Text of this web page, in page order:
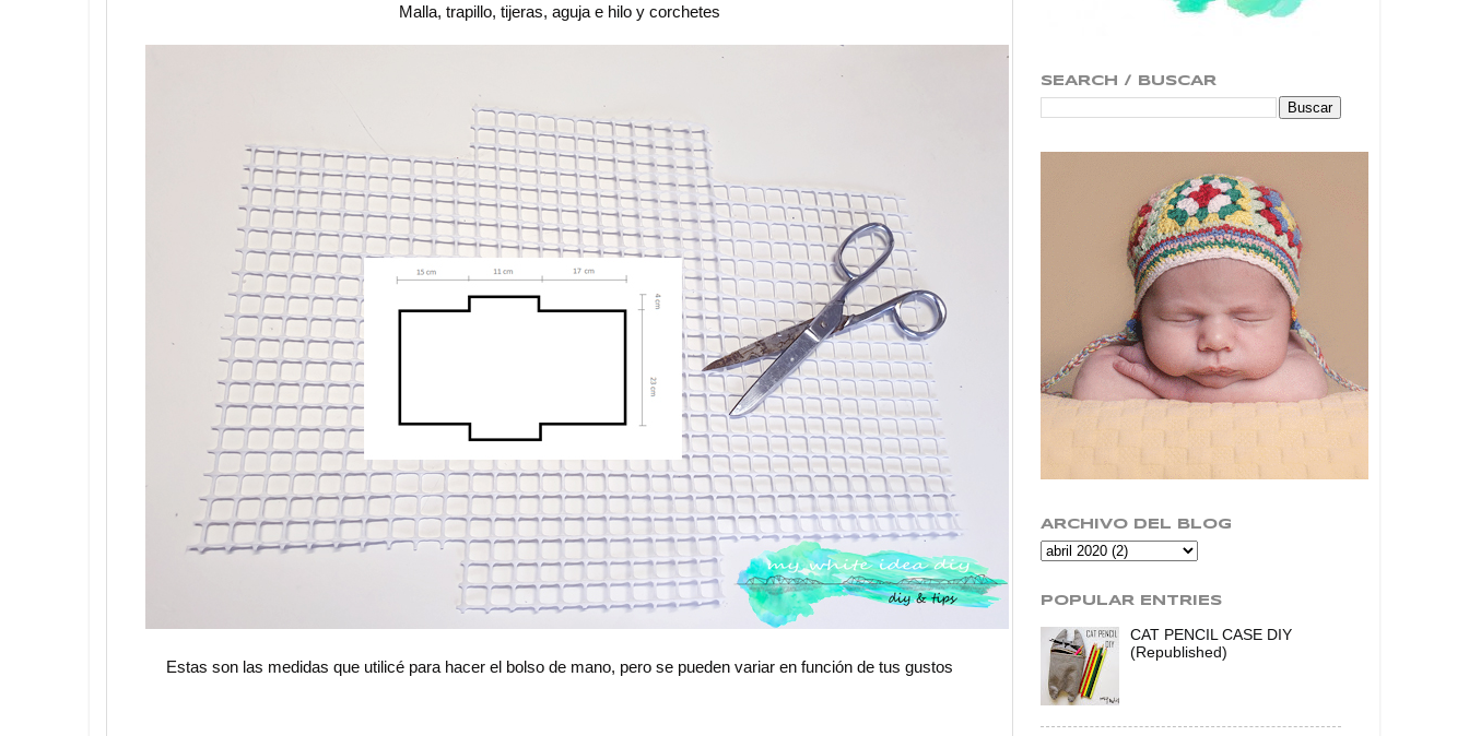
Malla, trapillo, tijeras, aguja e hilo y corchetes
Estas son las medidas que utilicé para hacer el bolso de mano, pero se pueden variar en función de tus gustos
SEARCH / BUSCAR
ARCHIVO DEL BLOG
POPULAR ENTRIES
CAT PENCIL CASE DIY
(Republished)